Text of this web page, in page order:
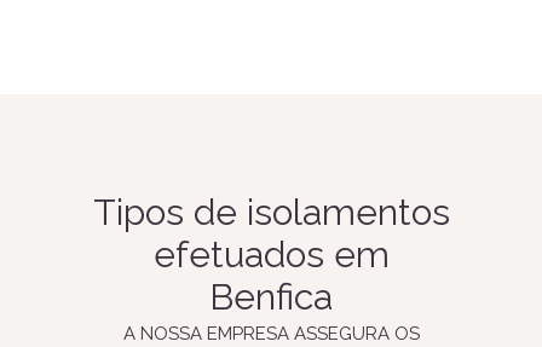
Tipos de isolamentos
efetuados em
Benfica
A NOSSA EMPRESA ASSEGURA OS